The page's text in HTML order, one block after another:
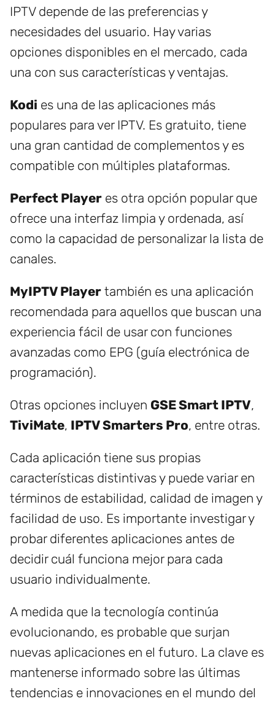
IPTV depende de las preferencias y
necesidades del usuario. Hay varias
opciones disponibles en el mercado, cada
una con sus características y ventajas.
Kodi es una de las aplicaciones más
populares para ver IPTV. Es gratuito, tiene
una gran cantidad de complementos y es
compatible con múltiples plataformas.
Perfect Player es otra opción popular que
ofrece una interfaz limpia y ordenada, así
como la capacidad de personalizar la lista de
canales.
MyIPTV Player también es una aplicación
recomendada para aquellos que buscan una
experiencia fácil de usar con funciones
avanzadas como EPG (guía electrónica de
programación).
Otras opciones incluyen GSE Smart IPTV,
TiviMate, IPTV Smarters Pro, entre otras.
Cada aplicación tiene sus propias
características distintivas y puede variar en
términos de estabilidad, calidad de imagen y
facilidad de uso. Es importante investigar y
probar diferentes aplicaciones antes de
decidir cuál funciona mejor para cada
usuario individualmente.
A medida que la tecnología continúa
evolucionando, es probable que surjan
nuevas aplicaciones en el futuro. La clave es
mantenerse informado sobre las últimas
tendencias e innovaciones en el mundo del